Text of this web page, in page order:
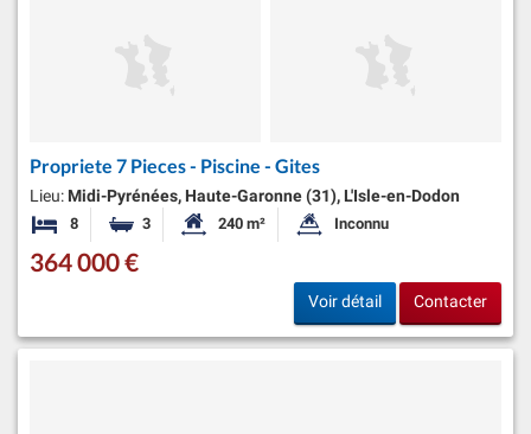
Propriete 7 Pieces - Piscine - Gites
Lieu: Midi-Pyrénées, Haute-Garonne (31), L'Isle-en-Dodon
8 Chambres
3 Salles de bainsSurface habitable:
240 m² Superficie du terrain:
Inconnu
364 000 €
Voir détail Contacter